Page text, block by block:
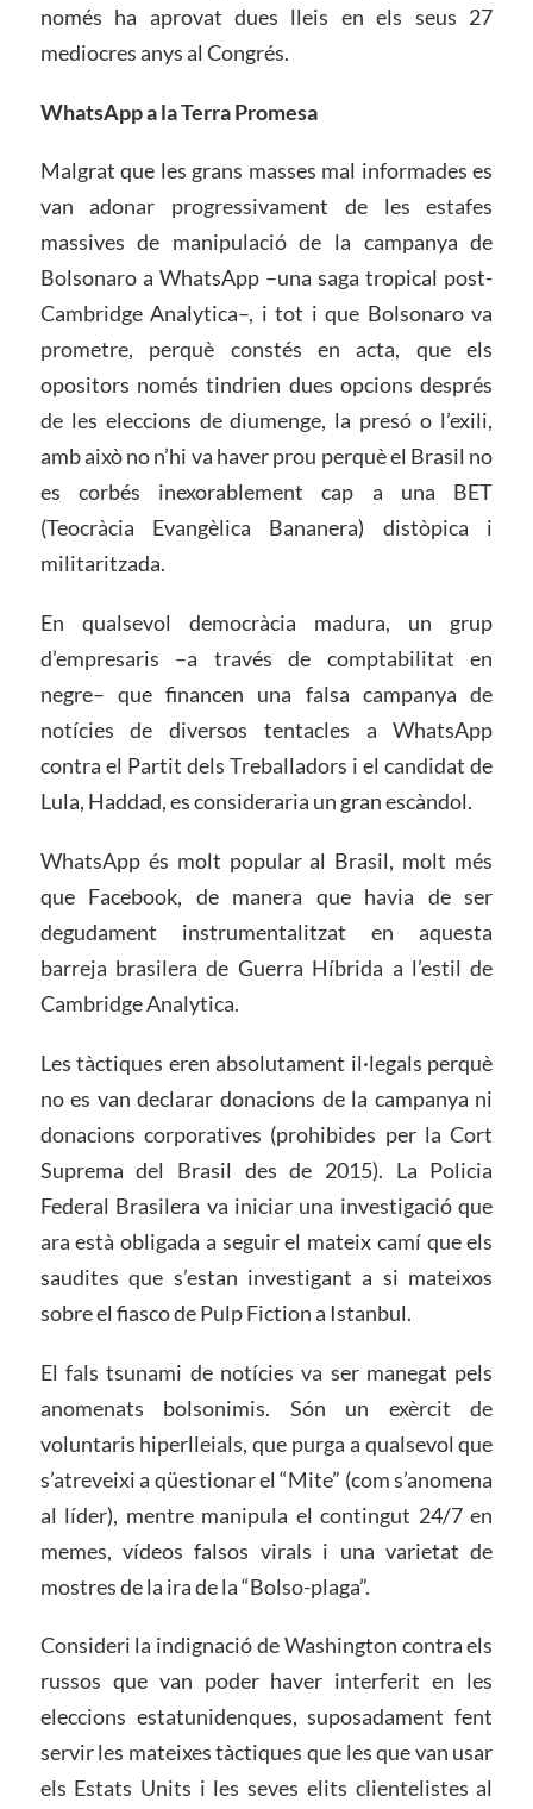
només ha aprovat dues lleis en els seus 27
mediocres anys al Congrés.
WhatsApp a la Terra Promesa
Malgrat que les grans masses mal informades es
van adonar progressivament de les estafes
massives de manipulació de la campanya de
Bolsonaro a WhatsApp –una saga tropical post-
Cambridge Analytica–, i tot i que Bolsonaro va
prometre, perquè constés en acta, que els
opositors només tindrien dues opcions després
de les eleccions de diumenge, la presó o l’exili,
amb això no n’hi va haver prou perquè el Brasil no
es corbés inexorablement cap a una BET
(Teocràcia Evangèlica Bananera) distòpica i
militaritzada.
En qualsevol democràcia madura, un grup
d’empresaris –a través de comptabilitat en
negre– que financen una falsa campanya de
notícies de diversos tentacles a WhatsApp
contra el Partit dels Treballadors i el candidat de
Lula, Haddad, es consideraria un gran escàndol.
WhatsApp és molt popular al Brasil, molt més
que Facebook, de manera que havia de ser
degudament instrumentalitzat en aquesta
barreja brasilera de Guerra Híbrida a l’estil de
Cambridge Analytica.
Les tàctiques eren absolutament il·legals perquè
no es van declarar donacions de la campanya ni
donacions corporatives (prohibides per la Cort
Suprema del Brasil des de 2015). La Policia
Federal Brasilera va iniciar una investigació que
ara està obligada a seguir el mateix camí que els
saudites que s’estan investigant a si mateixos
sobre el fiasco de Pulp Fiction a Istanbul.
El fals tsunami de notícies va ser manegat pels
anomenats bolsonimis. Són un exèrcit de
voluntaris hiperlleials, que purga a qualsevol que
s’atreveixi a qüestionar el “Mite” (com s’anomena
al líder), mentre manipula el contingut 24/7 en
memes, vídeos falsos virals i una varietat de
mostres de la ira de la “Bolso-plaga”.
Consideri la indignació de Washington contra els
russos que van poder haver interferit en les
eleccions estatunidenques, suposadament fent
servir les mateixes tàctiques que les que van usar
els Estats Units i les seves elits clientelistes al